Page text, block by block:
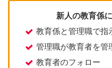
新人の教育係
教育係と管理職で指
管理職が教育者を管
教育者のフォロー